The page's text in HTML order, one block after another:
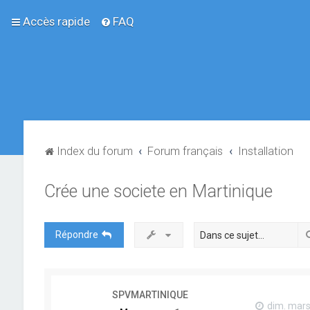
Accès rapide FAQ
Index du forum Forum français Installation
Crée une societe en Martinique
Répondre
SPVMARTINIQUE
dim.